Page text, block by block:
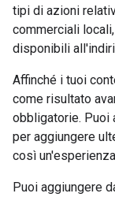
tipi di azioni
commerciali
disponibili
Affinché i tuoi
come risultato
obbligatorie. Puoi
per aggiungere
così
Puoi aggiungere